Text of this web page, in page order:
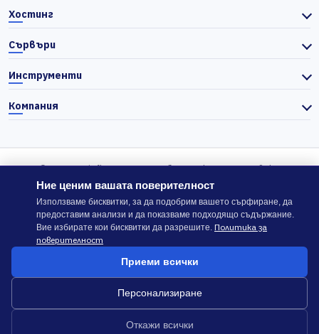
Хостинг
Сървъри
Инструменти
Компания
© 2026 Actiefhost. Съгласно българското търговско
законодателство цените в сайта се показват без ДДС, а ДДС се
изчислява отделно при завършване на поръчката, когато е
приложимо.
ACTIEFHOST LTD,
Докладване на злоупотреба
Ние ценим вашата поверителност
Използваме бисквитки, за да подобрим вашето сърфиране, да
предоставим анализи и да показваме подходящо съдържание.
Вие избирате кои бисквитки да разрешите. Политика за
поверителност
Приеми всички
Персонализиране
Откажи всички